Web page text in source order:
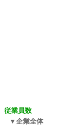
従業員数
企業全体